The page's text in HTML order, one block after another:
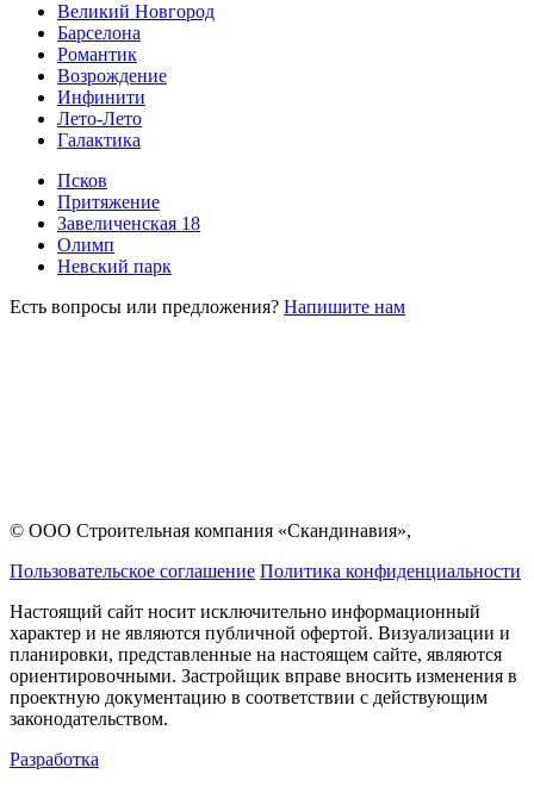
Великий Новгород
Барселона
Романтик
Возрождение
Инфинити
Лето-Лето
Галактика
Псков
Притяжение
Завеличенская 18
Олимп
Невский парк
Есть вопросы или предложения? Напишите нам
© ООО Строительная компания «Скандинавия»,
Пользовательское соглашение Политика конфиденциальности
Настоящий сайт носит исключительно информационный
характер и не являются публичной офертой. Визуализации и
планировки, представленные на настоящем сайте, являются
ориентировочными. Застройщик вправе вносить изменения в
проектную документацию в соответствии с действующим
законодательством.
Разработка